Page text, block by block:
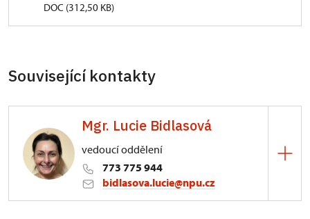
DOC (312,50 KB)
Související kontakty
Mgr. Lucie Bidlasová
vedoucí oddělení
773 775 944
bidlasova.lucie@npu.cz